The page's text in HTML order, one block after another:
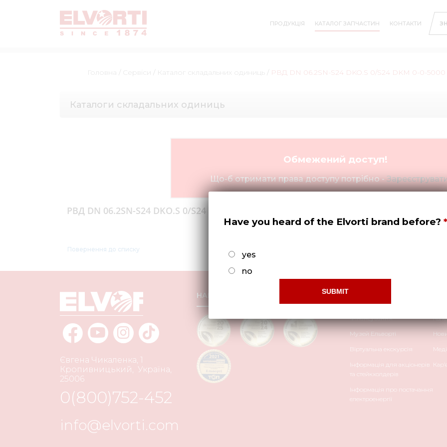
ПРОДУКЦІЯ КАТАЛОГ ЗАПЧАСТИН КОНТАКТИ
Головна / Сервіси / Каталог складальних одиниць / РВД DN 06.2SN-S24 DKO.S 0/S24 DKM 0-0-5000
Каталоги складальних одиниць
Обмежений доступ!
Що-б отримати права доступу потрібно -
РВД DN 06.2SN-S24 DKO.S 0/S24 DKM 0-0-5000
Повернення до списку
Євгена Чикаленка, 1
Кропивницький
Україна
25006
0(800)752-452
info@elvorti.com
НАШІ
Фінансування
Музей Ельворті
Віртуальна екскурсія
Інформація для акціонерів
та стейкхолдерів
Інформація про постачання
електроенергії
Have you heard of the Elvorti brand before?
yes
no